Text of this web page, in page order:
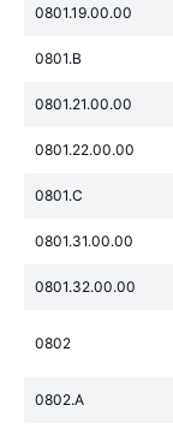
0801.19.00.00
0801.B
0801.21.00.00
0801.22.00.00
0801.C
0801.31.00.00
0801.32.00.00
0802
0802.A